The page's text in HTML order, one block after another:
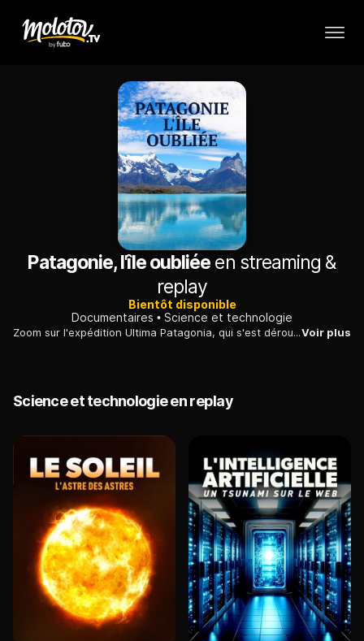
Patagonie, l'île oubliée en streaming &
replay
Bientôt disponible
Documentaires
Science et technologie
Zoom sur l'expédition Ultima Patagonia, qui s'est déroulée en 2017 dans la partie nord de l'île Madre de Dios, au sud du Chili, région hostile et tourmentée.Voir plus
Science et technologie en replay